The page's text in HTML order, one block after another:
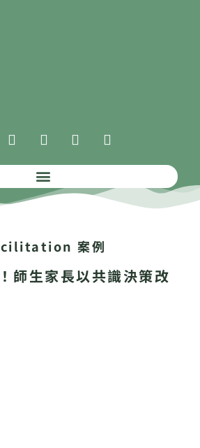
案例
師生家長以共識決策改